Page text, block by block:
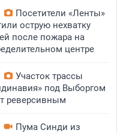
Посетители «Ленты»
острую нехватку
после пожара на
центре
Участок трассы
под Выборгом
реверсивным
Пума Синди из